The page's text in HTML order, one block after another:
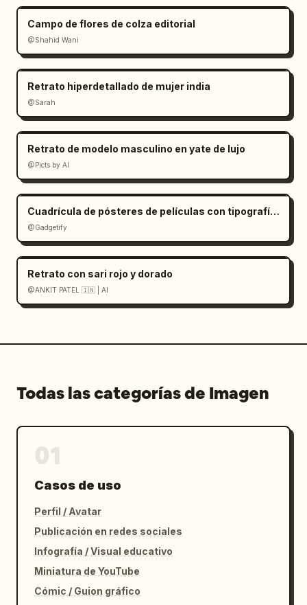
Campo de flores de colza editorial
@Shahid Wani
Retrato hiperdetallado de mujer india
@Sarah
Retrato de modelo masculino en yate de lujo
@Picts by AI
Cuadrícula de pósteres de películas con tipografía emergente
@Gadgetify
Retrato con sari rojo y dorado
@ANKIT PATEL 🇮🇳 | AI
Todas las categorías de Imagen
Casos de uso
Perfil / Avatar
Publicación en redes sociales
Infografía / Visual educativo
Miniatura de YouTube
Cómic / Guion gráfico